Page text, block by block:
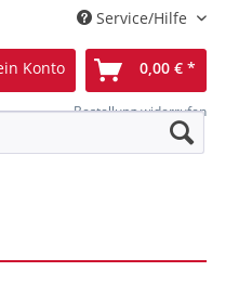
Service/Hilfe
Konto 0,00 € *
Bestellung widerrufen